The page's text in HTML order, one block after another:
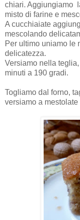
chiari. Aggiungiamo
misto di farine e
A cucchiaiate
mescolando
Per ultimo uniamo le
delicatezza.
Versiamo nella
minuti a 190 gradi.
Togliamo dal forno,
versiamo a